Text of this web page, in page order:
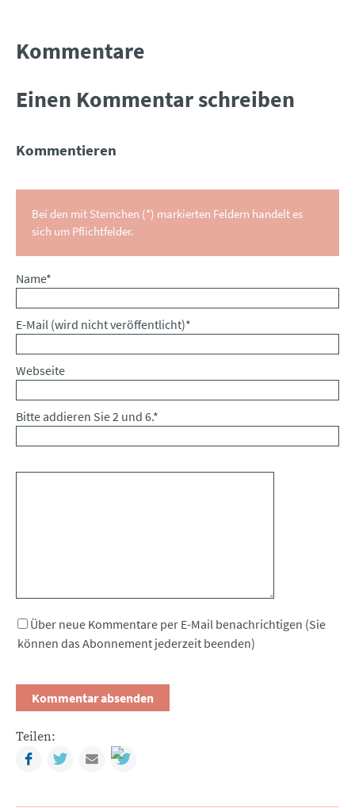
Kommentare
Einen Kommentar schreiben
Kommentieren
Bei den mit Sternchen (*) markierten Feldern handelt es
sich um Pflichtfelder.
Pflichtfeld
Name*
Pflichtfeld
E-Mail (wird nicht veröffentlicht)*
Webseite
Bitte addieren Sie 2 und 6.*
Über neue Kommentare per E-Mail benachrichtigen (Sie
können das Abonnement jederzeit beenden)
Teilen:
FacebookTwitterMail